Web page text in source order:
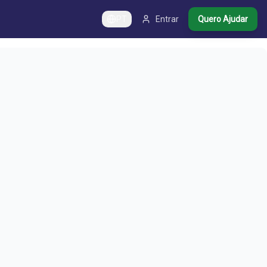
Entrar Quero Ajudar